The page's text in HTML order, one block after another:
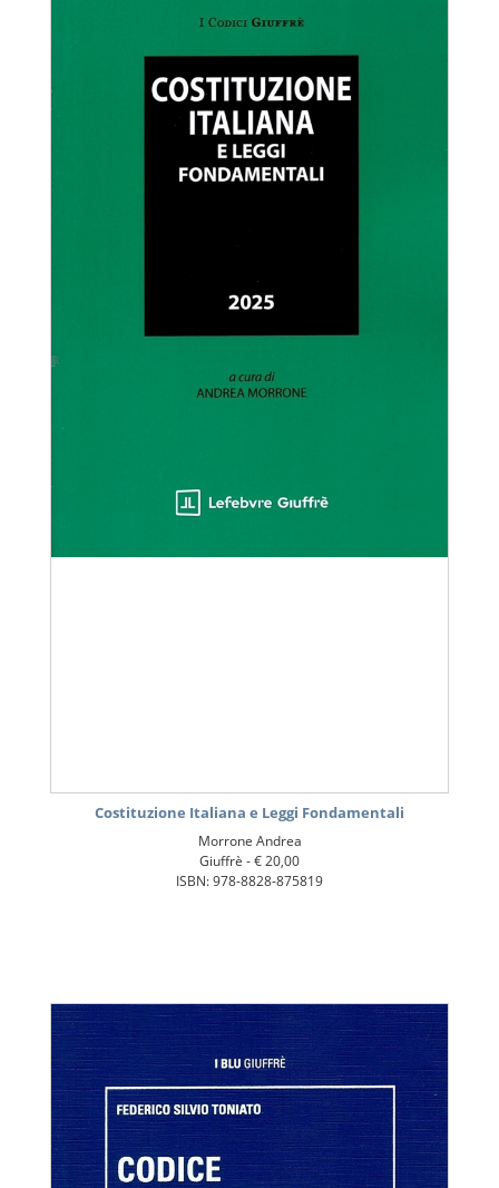
Costituzione Italiana e Leggi Fondamentali
Morrone Andrea
Giuffrè -€ 20,00
ISBN: 978-8828-875819